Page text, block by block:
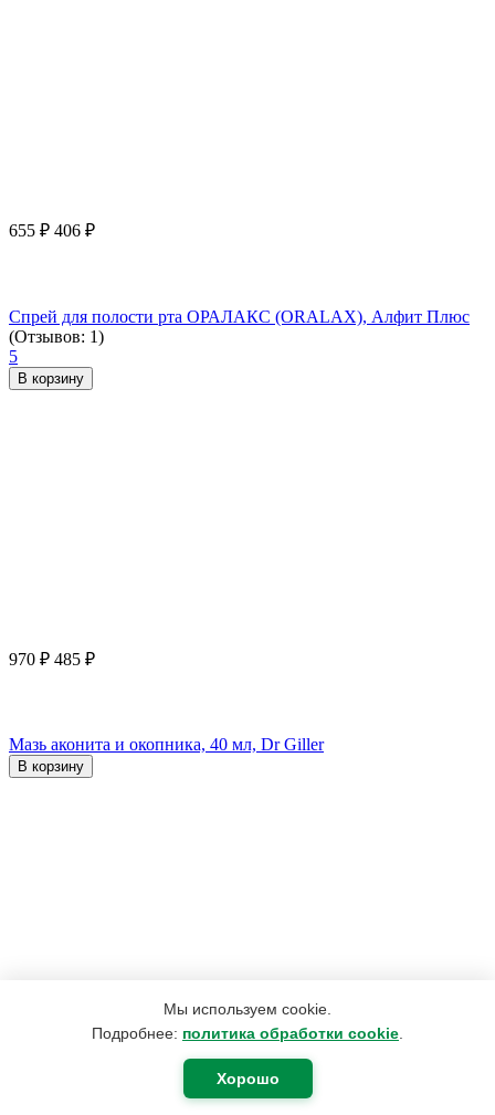
Мы используем cookie.
Подробнее: политика обработки cookie
Хорошо
655 ₽ 406 ₽
Спрей для полости рта ОРАЛАКС (ORALAX), Алфит Плюс
(Отзывов: 1)
5
В корзину
970 ₽ 485 ₽
Мазь аконита и окопника, 40 мл, Dr Giller
В корзину